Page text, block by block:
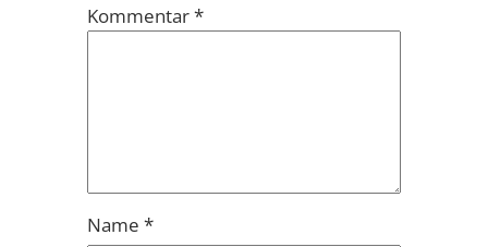
Kommentar*
Name *